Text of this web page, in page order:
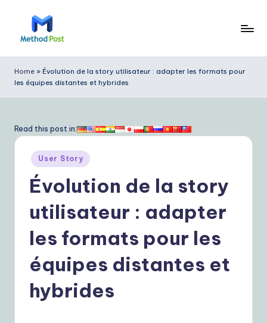
e
t
o
Home » Évolution de la story utilisateur : adapter les formats pour
les équipes distantes et hybrides
Read this post in:
Posted
in
User Story
Évolution de la story
utilisateur : adapter
les formats pour les
équipes distantes et
hybrides